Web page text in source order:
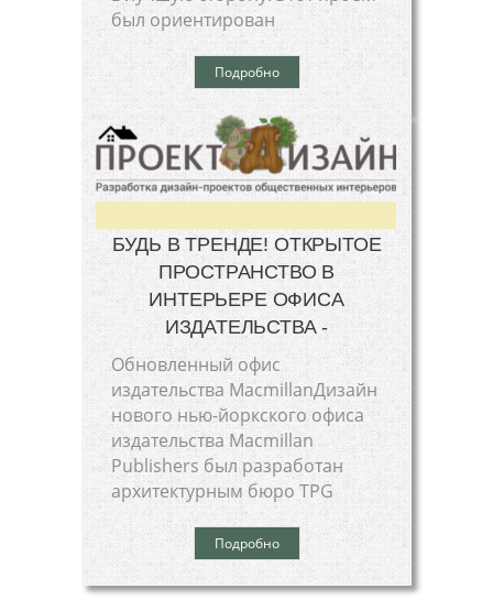
был ориентирован
Подробно
БУДЬ В ТРЕНДЕ! ОТКРЫТОЕ
ПРОСТРАНСТВО В
ИНТЕРЬЕРЕ ОФИСА
ИЗДАТЕЛЬСТВА -
Обновленный офис
издательства MacmillanДизайн
нового нью-йоркского офиса
издательства Macmillan
Publishers был разработан
архитектурным бюро TPG
Подробно